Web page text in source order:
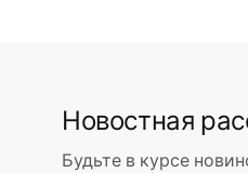
Новостная
Будьте в курсе